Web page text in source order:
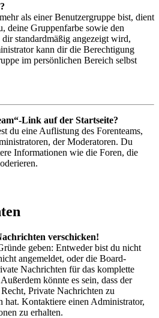
als einer Benutzergruppe bist, dient
deine Gruppenfarbe sowie den
standardmäßig angezeigt wird,
kann dir die Berechtigung
im persönlichen Bereich selbst
Link auf der Startseite?
du eine Auflistung des Forenteams,
der Moderatoren. Du
Informationen wie die Foren, die
verschicken!
geben: Entweder bist du nicht
angemeldet, oder die Board-
Nachrichten für das komplette
könnte es sein, dass der
Private Nachrichten zu
hat. Kontaktiere einen Administrator,
zu erhalten.